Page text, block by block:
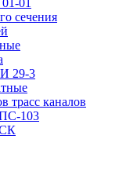
01
сечения
29-3
трасс каналов
103
СК